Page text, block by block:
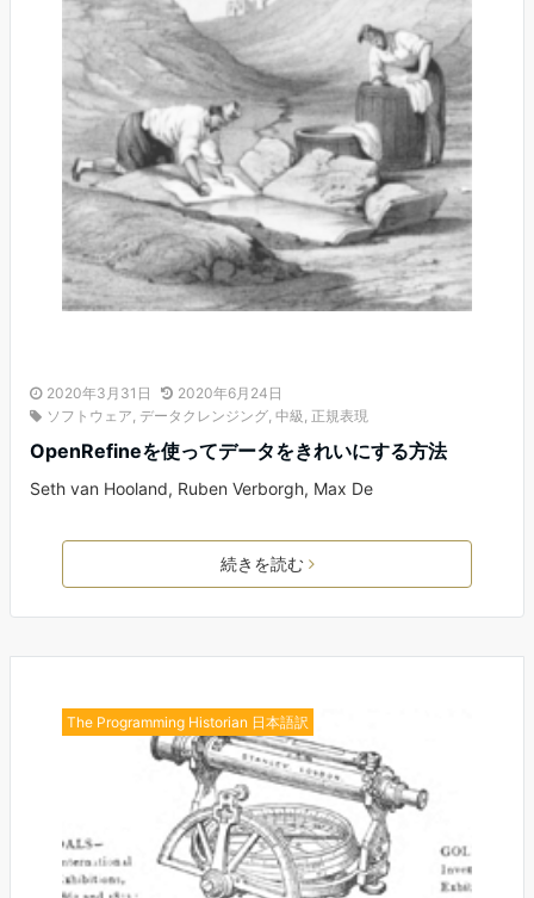
2020年3月31日
2020年6月24日
ソフトウェア データクレンジング 中級 正規表現
OpenRefineを使ってデータをきれいにする方法
Seth van Hooland, Ruben Verborgh, Max De
続きを読む
The Programming Historian 日本語訳